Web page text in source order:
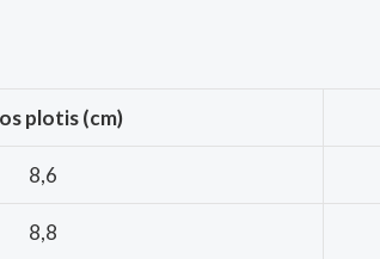
plotis (cm)
8,6
8,8